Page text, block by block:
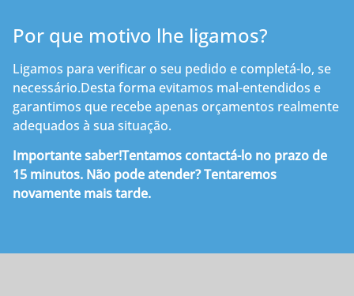
Por que motivo lhe ligamos?
Ligamos para verificar o seu pedido e completá-lo, se
necessário.Desta forma evitamos mal-entendidos e
garantimos que recebe apenas orçamentos realmente
adequados à sua situação.
Importante saber!Tentamos contactá-lo no prazo de
15 minutos. Não pode atender? Tentaremos
novamente mais tarde.